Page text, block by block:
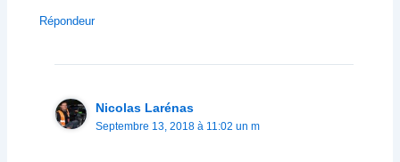
Répondeur
Nicolas Larénas
Septembre 13, 2018 à 11:02 un m